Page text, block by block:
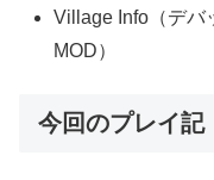
Village Info（デバ
MOD）
今回のプレイ記